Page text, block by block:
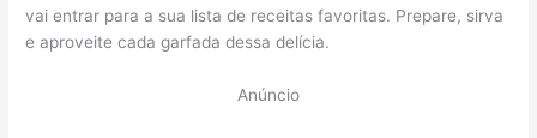
vai entrar para a sua lista de receitas favoritas. Prepare, sirva
e aproveite cada garfada dessa delícia.
Anúncio